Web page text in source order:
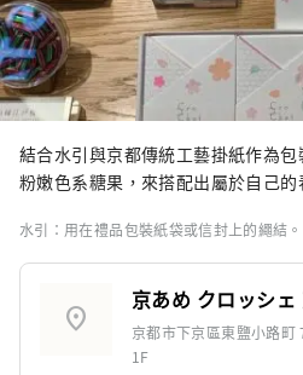
結合水引與京都傳統工藝掛紙作為
粉嫩色系糖果，來搭配出屬於自己的
水引：用在禮品包裝紙袋或信封上的繩結。
location_on
京あめ クロッシ
京都市下京區東鹽小路
1F